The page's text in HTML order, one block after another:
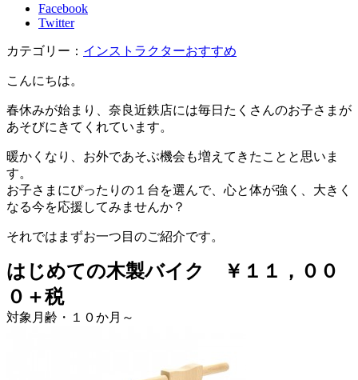
Facebook
Twitter
カテゴリー： インストラクターおすすめ
こんにちは。
春休みが始まり、奈良近鉄店には毎日たくさんのお子さまが
あそびにきてくれています。
暖かくなり、お外であそぶ機会も増えてきたことと思いま
す。
お子さまにぴったりの１台を選んで、心と体が強く、大きく
なる今を応援してみませんか？
それではまずお一つ目のご紹介です。
はじめての木製バイク ￥１１，００
０＋税
対象月齢・１０か月～